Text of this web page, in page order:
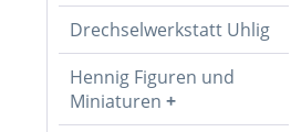
Drechselwerkstatt Uhlig
Hennig Figuren und
Miniaturen